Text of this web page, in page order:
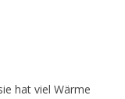
hat viel Wärme